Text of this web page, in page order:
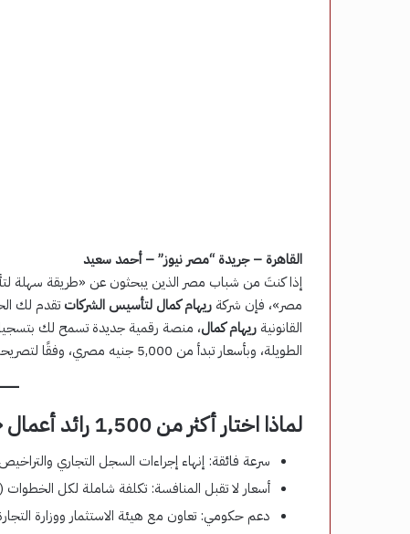
القاهرة – جريدة “مصر نيوز” – أحمد سعيد
إذا كنتَ من شباب مصر الذين يبحثون عن «طريقة سهلة
مصر»، فإن شركة ريهام كمال لتأسيس الشركات تقدم لك
القانونية ريهام كمال
الطويلة، وبأسعار تبدأ من 5,000 جنيه مصري، وفقًا لتصريحات حصرية لـ”مصر نيوز”.
لماذا اختار أكثر من 1,500 رائد أعمال «ريهام كمال»؟
سرعة فائقة: إنهاء إجراءات السجل التجاري
أسعار لا تقبل المنافسة: تكلفة شاملة لكل
دعم حكومي: تعاون مع هيئة الاستثمار ووزارة